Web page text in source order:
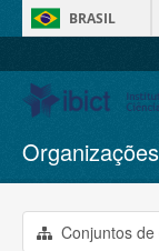
BRASIL
Conjuntos de
Organizações
Grupos
Organizações
Conjuntos